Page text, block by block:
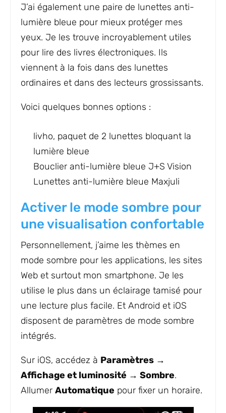
J’ai également une paire de lunettes anti-
lumière bleue pour mieux protéger mes
yeux. Je les trouve incroyablement utiles
pour lire des livres électroniques. Ils
viennent à la fois dans des lunettes
ordinaires et dans des lecteurs grossissants.
Voici quelques bonnes options :
livho, paquet de 2 lunettes bloquant la
lumière bleue
Bouclier anti-lumière bleue J+S Vision
Lunettes anti-lumière bleue Maxjuli
Activer le mode sombre pour
une visualisation confortable
Personnellement, j’aime les thèmes en
mode sombre pour les applications, les sites
Web et surtout mon smartphone. Je les
utilise le plus dans un éclairage tamisé pour
une lecture plus facile. Et Android et iOS
disposent de paramètres de mode sombre
intégrés.
Sur iOS, accédez à Paramètres →
Affichage et luminosité → Sombre.
Allumer Automatique pour fixer un horaire.